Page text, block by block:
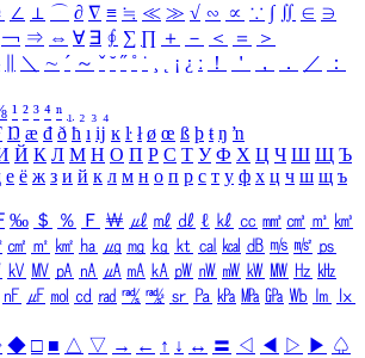
∠ ⊥ ⌒ ∂ ∇ ≡ ≒ ≪ ≫ √ ∽ ∝ ∵ ∫ ∬ ∈ ∋
￢ ⇒ ⇔ ∀ ∃ ∮ ∑ ∏ ＋ － ＜ ＝
＞
＼ ∼ ´ ～ ˇ ˘ ˝ ˚ ˙ ¸ ¡ ¿ ː ！ ＇ ， ． ／
：
¹ ² ³ ⁴ ⁿ ₁ ₂ ₃ ₄
Ŋ æ đ ð ħ ı ĳ ĸ ŀ ł ø œ ß þ ŧ ŋ ŉ
Й К Л М Н О П Р С Т У Ф Х Ц Ч Ш Щ Ъ
е ё ж з и й к л м н о п р с т у ф х ц ч ш щ ъ
‰ ＄ ％ Ｆ ￦ ㎕ ㎖ ㎗ ℓ ㎘ ㏄ ㎣ ㎤ ㎥ ㎦
㎠ ㎡ ㎢ ㏊ ㎍ ㎎ ㎏ ㏏ ㎈ ㎉ ㏈ ㎧ ㎨ ㎰
㎸ ㎹ ㎀ ㎁ ㎂ ㎃ ㎄ ㎺ ㎻ ㎽ ㎾ ㎿ ㎐ ㎑
㎋ ㎌ ㏖ ㏅ ㎭ ㎮ ㎯ ㏛ ㎩ ㎪ ㎫ ㎬ ㏝ ㏐
㏓
◆ □ ■ △ ▽ → ← ↑ ↓ ↔ 〓 ◁ ◀ ▷ ▶ ♤